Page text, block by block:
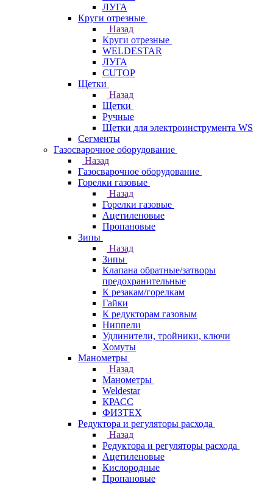
ЛУГА
Круги отрезные
Назад
Круги отрезные
WELDESTAR
ЛУГА
CUTOP
Щетки
Назад
Щетки
Ручные
Щетки для электроинструмента WS
Сегменты
Газосварочное оборудование
Назад
Газосварочное оборудование
Горелки газовые
Назад
Горелки газовые
Ацетиленовые
Пропановые
Зипы
Назад
Зипы
Клапана обратные/затворы
предохранительные
К резакам/горелкам
Гайки
К редукторам газовым
Ниппели
Удлинители, тройники, ключи
Хомуты
Манометры
Назад
Манометры
Weldestar
КРАСС
ФИЗТЕХ
Редуктора и регуляторы расхода
Назад
Редуктора и регуляторы расхода
Ацетиленовые
Кислородные
Пропановые